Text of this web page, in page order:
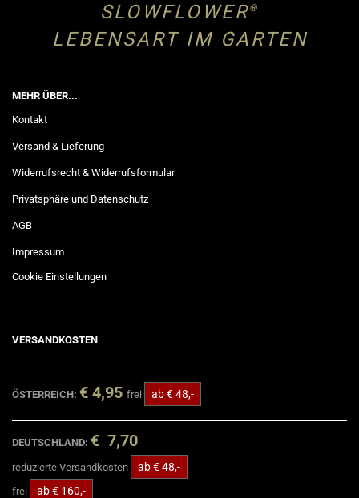
SLOWFLOWER®
LEBENSART IM GARTEN
MEHR ÜBER...
Kontakt
Versand & Lieferung
Widerrufsrecht & Widerrufsformular
Privatsphäre und Datenschutz
AGB
Impressum
Cookie Einstellungen
VERSANDKOSTEN
ÖSTERREICH: € 4,95 frei ab € 48,-
DEUTSCHLAND: € 7,70
reduzierte Versandkosten ab € 48,-
frei ab € 160,-